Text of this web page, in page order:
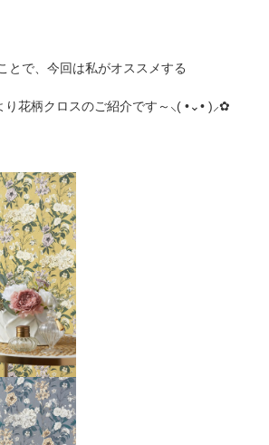
とで、今回は私がオススメする
り花柄クロスのご紹介です～⸜( •⌄• )⸝✿